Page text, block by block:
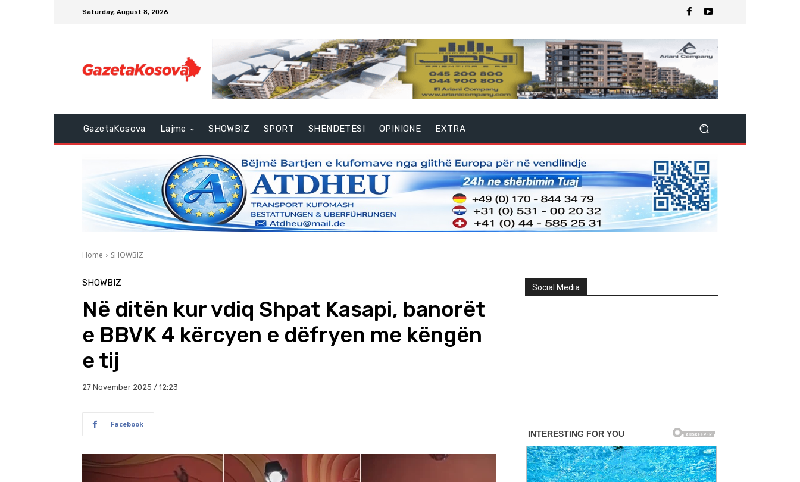
Saturday, August 8, 2026
GazetaKosova Lajme SHOWBIZ SPORT SHËNDETËSI OPINIONE EXTRA
Home SHOWBIZ
SHOWBIZ
Në ditën kur vdiq Shpat Kasapi, banorët
e BBVK 4 kërcyen e dëfryen me këngën
e tij
27 November 2025 / 12:23
Facebook
Social Media